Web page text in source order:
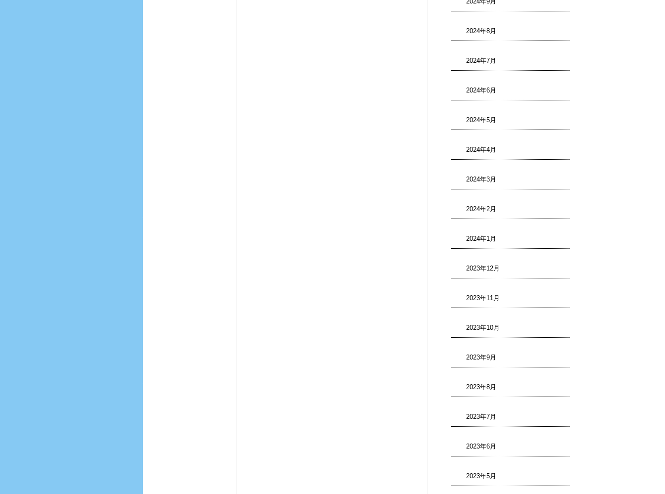
2024年8月
2024年7月
2024年6月
2024年5月
2024年4月
2024年3月
2024年2月
2024年1月
2023年12月
2023年11月
2023年10月
2023年9月
2023年8月
2023年7月
2023年6月
2023年5月